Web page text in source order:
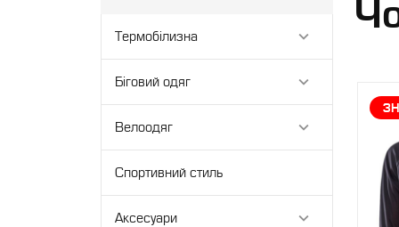
Термобілизна
Біговий одяг
Велоодяг
Спортивний стиль
Аксесуари